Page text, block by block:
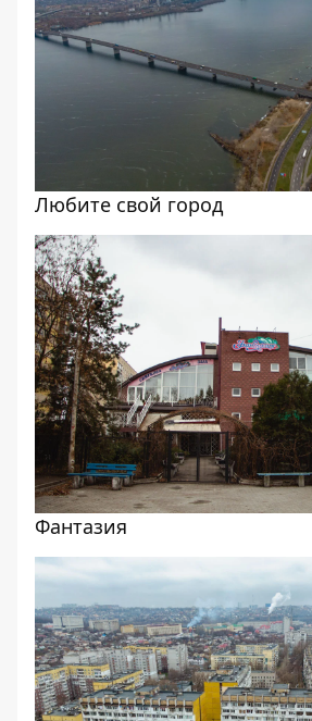
Любите свой город
Фантазия